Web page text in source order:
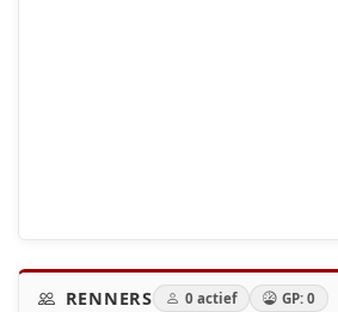
RENNERS 0 actief GP: 0